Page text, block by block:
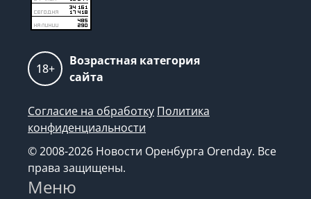
18+
Возрастная категория
сайта
Согласие на обработку Политика
конфиденциальности
© 2008-2026 Новости Оренбурга Orenday. Все
права защищены.
Меню